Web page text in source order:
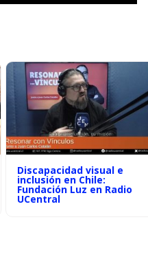
Discapacidad visual e
inclusión en Chile:
Fundación Luz en Radio
UCentral